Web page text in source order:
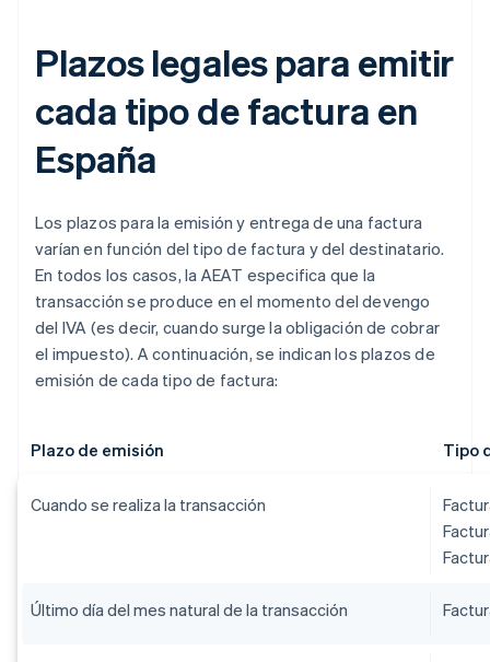
Plazos legales para emitir
cada tipo de factura en
España
Los plazos para la emisión y entrega de una factura
varían en función del tipo de factura y del destinatario.
En todos los casos, la AEAT especifica que la
transacción se produce en el momento del devengo
del IVA (es decir, cuando surge la obligación de cobrar
el impuesto). A continuación, se indican los plazos de
emisión de cada tipo de factura:
Plazo de emisión Tipo
Cuando se realiza la transacción
Último día del mes natural de la transacción